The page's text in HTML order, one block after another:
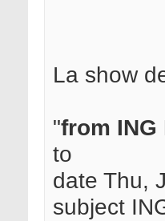
La show
"from ING
to
date Thu,
subject